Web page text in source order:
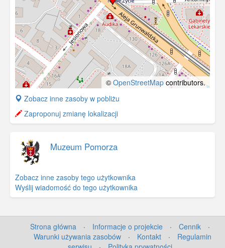
©OpenStreetMapcontributors.
+
−
Zobacz inne zasoby w pobliżu
Zaproponuj zmianę lokalizacji
Muzeum Pomorza
Zobacz inne zasoby tego użytkownika
Wyślij wiadomość do tego użytkownika
Strona główna · Informacje o projekcie · Cennik
·
Warunki używania zasobów
· Kontakt ·
Regulamin